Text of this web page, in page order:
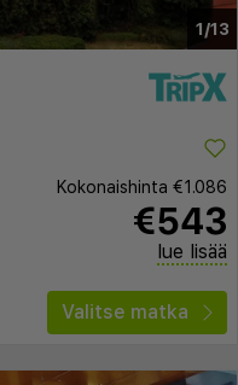
1/13
Kokonaishinta €1.086
€543
lue lisää
Valitse matka